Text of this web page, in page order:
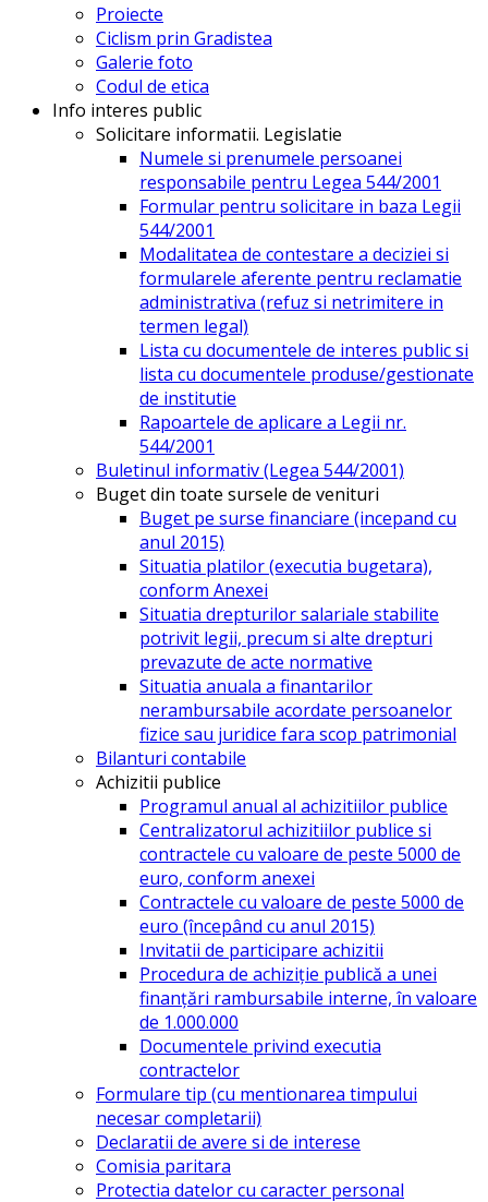
Proiecte
Ciclism prin Gradistea
Galerie foto
Codul de etica
Info interes public
Solicitare informatii. Legislatie
Numele si prenumele persoanei
responsabile pentru Legea 544/2001
Formular pentru solicitare in baza Legii
544/2001
Modalitatea de contestare a deciziei si
formularele aferente pentru reclamatie
administrativa (refuz si netrimitere in
termen legal)
Lista cu documentele de interes public si
lista cu documentele produse/gestionate
de institutie
Rapoartele de aplicare a Legii nr.
544/2001
Buletinul informativ (Legea 544/2001)
Buget din toate sursele de venituri
Buget pe surse financiare (incepand cu
anul 2015)
Situatia platilor (executia bugetara),
conform Anexei
Situatia drepturilor salariale stabilite
potrivit legii, precum si alte drepturi
prevazute de acte normative
Situatia anuala a finantarilor
nerambursabile acordate persoanelor
fizice sau juridice fara scop patrimonial
Bilanturi contabile
Achizitii publice
Programul anual al achizitiilor publice
Centralizatorul achizitiilor publice si
contractele cu valoare de peste 5000 de
euro, conform anexei
Contractele cu valoare de peste 5000 de
euro (începând cu anul 2015)
Invitatii de participare achizitii
Procedura de achiziție publică a unei
finanțări rambursabile interne, în valoare
de 1.000.000
Documentele privind executia
contractelor
Formulare tip (cu mentionarea timpului
necesar completarii)
Declaratii de avere si de interese
Comisia paritara
Protectia datelor cu caracter personal